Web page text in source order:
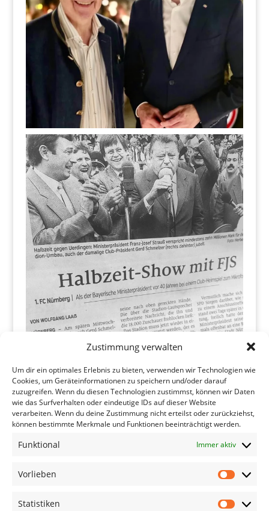
Zustimmung verwalten
Um dir ein optimales Erlebnis zu bieten, verwenden wir Technologien wie
Cookies, um Geräteinformationen zu speichern und/oder darauf
zuzugreifen. Wenn du diesen Technologien zustimmst, können wir Daten
wie das Surfverhalten oder eindeutige IDs auf dieser Website
verarbeiten. Wenn du deine Zustimmung nicht erteilst oder zurückziehst,
können bestimmte Merkmale und Funktionen beeinträchtigt werden.
Funktional Immer aktiv
Vorlieben Vorlieben
Statistiken
Mehr Laden Folgen